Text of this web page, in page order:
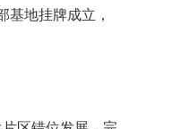
基地挂牌成立，